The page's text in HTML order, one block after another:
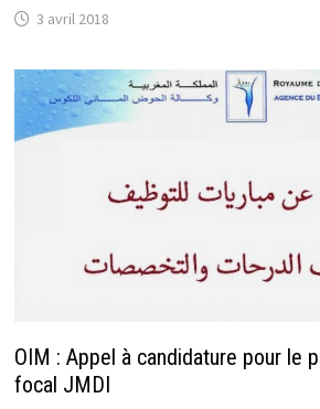
3 avril 2018
OIM : Appel à candidature pour le
focal JMDI